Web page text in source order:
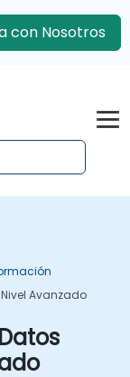
con Nosotros
Avanzado